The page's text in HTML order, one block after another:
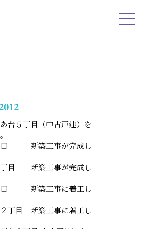
台５丁目（中古戸建）を
目 新築工事が完成し
丁目 新築工事が完成し
目 新築工事に着工し
丁目 新築工事に着工し